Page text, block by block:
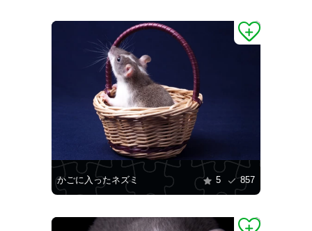
かごに入ったネズミ 5 857